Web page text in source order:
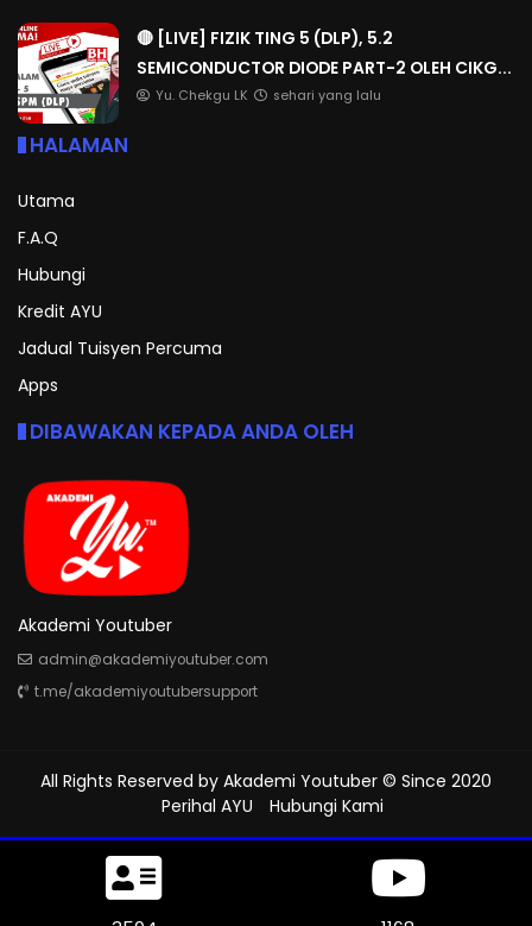
🔴 [LIVE] FIZIK TING 5 (DLP), 5.2
SEMICONDUCTOR DIODE PART-2 OLEH CIKG...
Yu. Chekgu LK sehari yang lalu
HALAMAN
Utama
F.A.Q
Hubungi
Kredit AYU
Jadual Tuisyen Percuma
Apps
DIBAWAKAN KEPADA ANDA OLEH
Akademi Youtuber
admin@akademiyoutuber.com
t.me/akademiyoutubersupport
All Rights Reserved by Akademi Youtuber © Since 2020
Perihal AYU
Hubungi Kami